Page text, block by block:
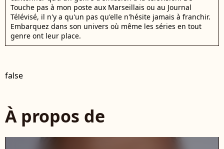
Touche pas à mon poste aux Marseillais ou au Journal
Télévisé, il n'y a qu'un pas qu'elle n'hésite jamais à franchir.
Embarquez dans son univers où même les séries en tout
genre ont leur place.
false
À propos de